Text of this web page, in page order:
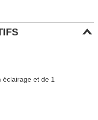
éclairage et de 1